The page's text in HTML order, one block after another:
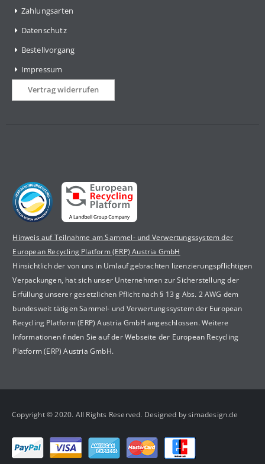
Zahlungsarten
Datenschutz
Bestellvorgang
Impressum
Vertrag widerrufen
Hinweis auf Teilnahme am Sammel- und Verwertungssystem der
European Recycling Platform (ERP) Austria GmbH
Hinsichtlich der von uns in Umlauf gebrachten lizenzierungspflichtigen
Verpackungen, hat sich unser Unternehmen zur Sicherstellung der
Erfüllung unserer gesetzlichen Pflicht nach § 13 g Abs. 2 AWG dem
bundesweit tätigen Sammel- und Verwertungssystem der European
Recycling Platform (ERP) Austria GmbH angeschlossen. Weitere
Informationen finden Sie auf der Webseite der European Recycling
Platform (ERP) Austria GmbH.
Copyright © 2020. All Rights Reserved. Designed by simadesign.de